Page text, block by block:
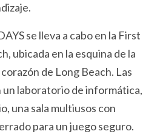
se lleva a cabo en la First
, ubicada en la esquina de la
de Long Beach. Las
laboratorio de informática,
una sala multiusos con
para un juego seguro.